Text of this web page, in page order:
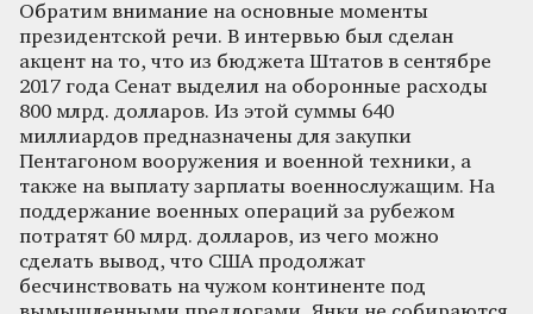
Обратим внимание на основные моменты
президентской речи. В интервью был сделан
акцент на то, что из бюджета Штатов в сентябре
2017 года Сенат выделил на оборонные расходы
800 млрд. долларов. Из этой суммы 640
миллиардов предназначены для закупки
Пентагоном вооружения и военной техники, а
также на выплату зарплаты военнослужащим. На
поддержание военных операций за рубежом
потратят 60 млрд. долларов, из чего можно
сделать вывод, что США продолжат
бесчинствовать на чужом континенте под